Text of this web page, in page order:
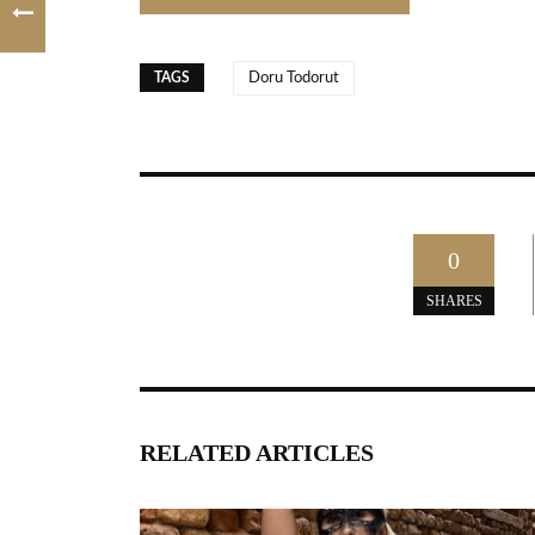
TAGS Doru Todorut
0
SHARES
RELATED ARTICLES